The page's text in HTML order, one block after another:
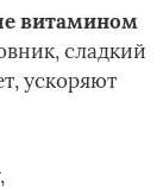
витамином
сладкий
ускоряют